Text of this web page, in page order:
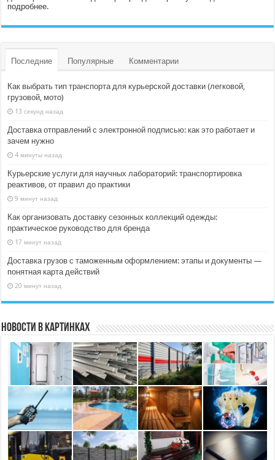
подробнее.
Последние Популярные Комментарии
Как выбрать тип транспорта для курьерской доставки (легковой,
грузовой, мото)
13 секунд назад
Доставка отправлений с электронной подписью: как это работает и
зачем нужно
4 минуты назад
Курьерские услуги для научных лабораторий: транспортировка
реактивов, от правил до практики
9 минут назад
Как организовать доставку сезонных коллекций одежды:
практическое руководство для бренда
17 минут назад
Доставка грузов с таможенным оформлением: этапы и документы —
понятная карта действий
20 минут назад
Новости в картинках